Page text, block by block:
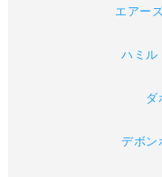
エアー
ハミル
ダ
デボン